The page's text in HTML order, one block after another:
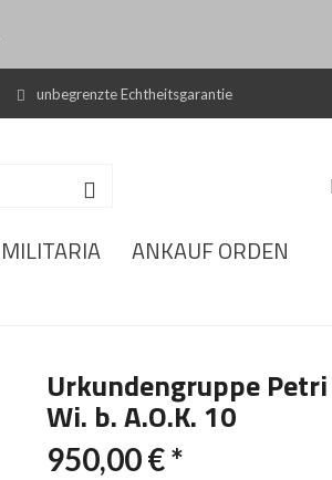
unbegrenzte Echtheitsgarantie
MILITARIA ANKAUF ORDEN
Urkundengruppe
Wi. b. A.O.K. 10
950,00 € *